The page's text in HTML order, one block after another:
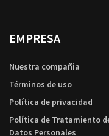
EMPRESA
Nuestra compañia
Términos de uso
Política de privacidad
Política de Tratamiento
Datos Personales